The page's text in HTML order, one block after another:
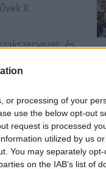
or processing of your
use the below opt-out
request is processed
utilized by us
You may separately
on the IAB’s list of
II.
és
napján.
26-án került
mondott
és